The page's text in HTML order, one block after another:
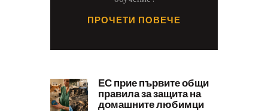
ПРОЧЕТИ ПОВЕЧЕ
ЕС прие първите общи
правила за защита на
домашните любимци